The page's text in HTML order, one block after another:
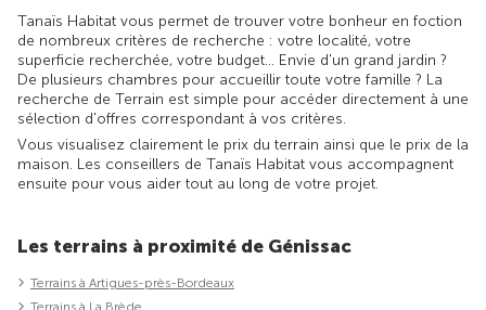
Tanaïs Habitat vous permet de trouver votre bonheur en foction
de nombreux critères de recherche : votre localité, votre
superficie recherchée, votre budget... Envie d'un grand jardin ?
De plusieurs chambres pour accueillir toute votre famille ? La
recherche de Terrain est simple pour accéder directement à une
sélection d'offres correspondant à vos critères.
Vous visualisez clairement le prix du terrain ainsi que le prix de la
maison. Les conseillers de Tanaïs Habitat vous accompagnent
ensuite pour vous aider tout au long de votre projet.
Les terrains à proximité de Génissac
Terrains à Artigues-près-Bordeaux